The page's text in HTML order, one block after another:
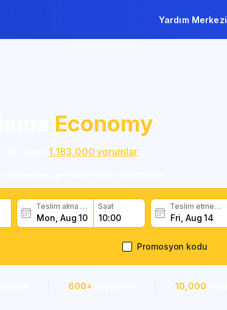
Yardım Merkezi
Economy
1,183,000 yorumlar
Teslim alma tarihi Saat Teslim etme tarihi
Promosyon kodu
600+ 10,000